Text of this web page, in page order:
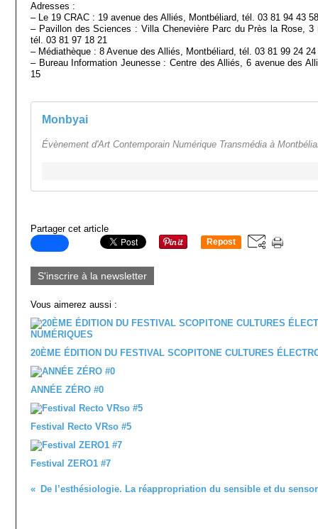
Adresses :
– Le 19 CRAC : 19 avenue des Alliés, Montbéliard, tél. 03 81 94 43 58
– Pavillon des Sciences : Villa Chenevière Parc du Près la Rose, 3
tél. 03 81 97 18 21
– Médiathèque : 8 Avenue des Alliés, Montbéliard, tél. 03 81 99 24 24
– Bureau Information Jeunesse : Centre des Alliés, 6 avenue des
15
Monbyai
Évènement d'Art Contemporain Numérique Transmédia à
Partager cet article
Repost
S'inscrire à la newsletter
Vous aimerez aussi :
20ÈME ÉDITION DU FESTIVAL SCOPITONE CULTURES
ANNÉE ZÉRO #0
Festival Recto VRso #5
Festival ZERO1 #7